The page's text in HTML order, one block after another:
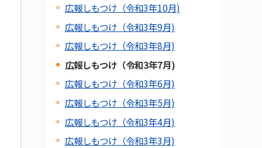
広報しもつけ（令和3年10月)
広報しもつけ（令和3年9月)
広報しもつけ（令和3年8月)
広報しもつけ（令和3年7月)
広報しもつけ（令和3年6月)
広報しもつけ（令和3年5月)
広報しもつけ（令和3年4月)
広報しもつけ（令和3年3月)